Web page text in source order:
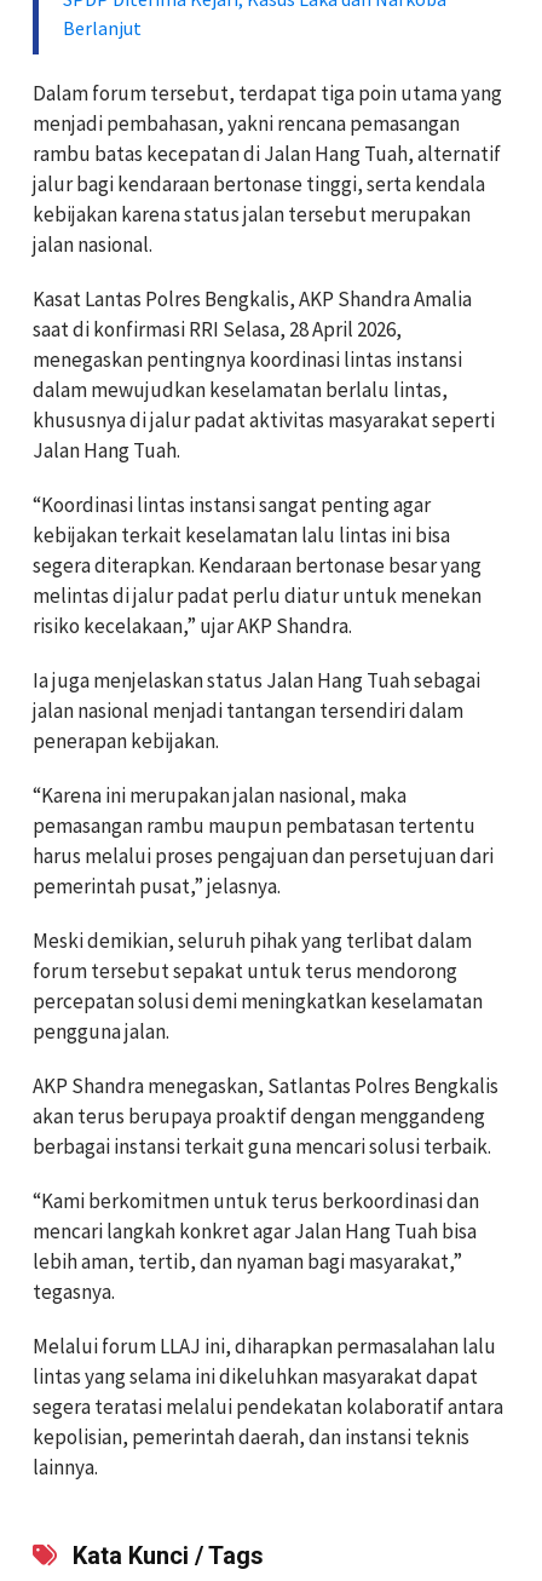
Berlanjut
Dalam forum tersebut, terdapat tiga poin utama yang
menjadi pembahasan, yakni rencana pemasangan
rambu batas kecepatan di Jalan Hang Tuah, alternatif
jalur bagi kendaraan bertonase tinggi, serta kendala
kebijakan karena status jalan tersebut merupakan
jalan nasional.
Kasat Lantas Polres Bengkalis, AKP Shandra Amalia
saat di konfirmasi RRI Selasa, 28 April 2026,
menegaskan pentingnya koordinasi lintas instansi
dalam mewujudkan keselamatan berlalu lintas,
khususnya di jalur padat aktivitas masyarakat seperti
Jalan Hang Tuah.
“Koordinasi lintas instansi sangat penting agar
kebijakan terkait keselamatan lalu lintas ini bisa
segera diterapkan. Kendaraan bertonase besar yang
melintas di jalur padat perlu diatur untuk menekan
risiko kecelakaan,” ujar AKP Shandra.
Ia juga menjelaskan status Jalan Hang Tuah sebagai
jalan nasional menjadi tantangan tersendiri dalam
penerapan kebijakan.
“Karena ini merupakan jalan nasional, maka
pemasangan rambu maupun pembatasan tertentu
harus melalui proses pengajuan dan persetujuan dari
pemerintah pusat,” jelasnya.
Meski demikian, seluruh pihak yang terlibat dalam
forum tersebut sepakat untuk terus mendorong
percepatan solusi demi meningkatkan keselamatan
pengguna jalan.
AKP Shandra menegaskan, Satlantas Polres Bengkalis
akan terus berupaya proaktif dengan menggandeng
berbagai instansi terkait guna mencari solusi terbaik.
“Kami berkomitmen untuk terus berkoordinasi dan
mencari langkah konkret agar Jalan Hang Tuah bisa
lebih aman, tertib, dan nyaman bagi masyarakat,”
tegasnya.
Melalui forum LLAJ ini, diharapkan permasalahan lalu
lintas yang selama ini dikeluhkan masyarakat dapat
segera teratasi melalui pendekatan kolaboratif antara
kepolisian, pemerintah daerah, dan instansi teknis
lainnya.
Kata Kunci / Tags